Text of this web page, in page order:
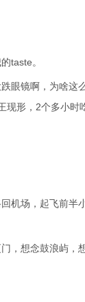
taste。
眼镜啊，为啥这
形，2个多小时
机场，起飞前半
，想念鼓浪屿，